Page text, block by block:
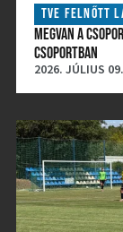
TVE FELNŐTT
MEGVAN A
CSOPORTBAN
2026. JÚLIUS